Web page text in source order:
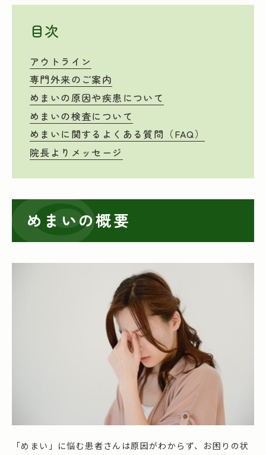
目次
アウトライン
専門外来のご案内
めまいの原因や疾患について
めまいの検査について
めまいに関するよくある質問（FAQ）
院長よりメッセージ
めまいの概要
「めまい」に悩む患者さんは原因がわからず、お困りの状